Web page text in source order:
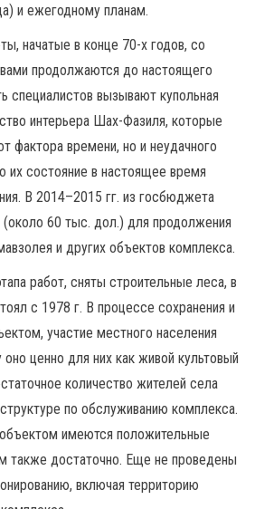
и ежегодному планам.
начатые в конце 70-х годов, со
продолжаются до настоящего
специалистов вызывают купольная
интерьера Шах-Фазиля, которые
фактора времени, но и неудачного
их состояние в настоящее время
В 2014–2015 гг. из госбюджета
60 тыс. дол.) для продолжения
и других объектов комплекса.
работ, сняты строительные леса, в
с 1978 г. В процессе сохранения и
участие местного населения
оно ценно для них как живой культовый
количество жителей села
по обслуживанию комплекса.
имеются положительные
также достаточно. Еще не проведены
включая территорию